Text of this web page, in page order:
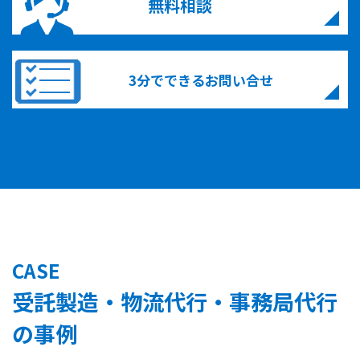
無料相談
3分でできるお問い合せ
CASE
受託製造・物流代行・事務局代行
の事例